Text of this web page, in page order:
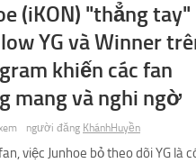
(iKON) "thẳng tay"
YG và Winner
khiến các fan
mang và nghi ngờ
người đăng KhánhHuyền
việc Junhoe bỏ theo dõi YG là